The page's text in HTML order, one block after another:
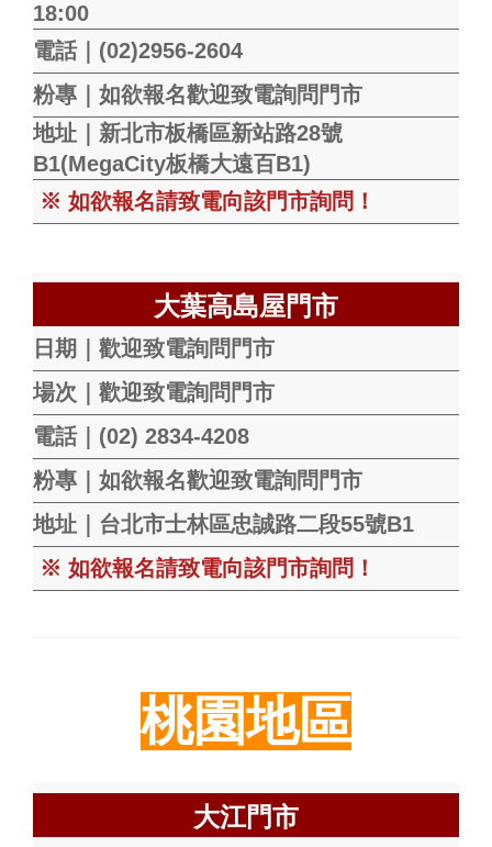
18:00
電話｜(02)2956-2604
粉專｜如欲報名歡迎致電詢問門市
地址｜新北市板橋區新站路28號
B1(MegaCity板橋大遠百B1)
※ 如欲報名請致電向該門市詢問！
大葉高島屋門市
日期｜歡迎致電詢問門市
場次｜歡迎致電詢問門市
電話｜(02) 2834-4208
粉專｜如欲報名歡迎致電詢問門市
地址｜台北市士林區忠誠路二段55號B1
※ 如欲報名請致電向該門市詢問！
桃園地區
大江門市